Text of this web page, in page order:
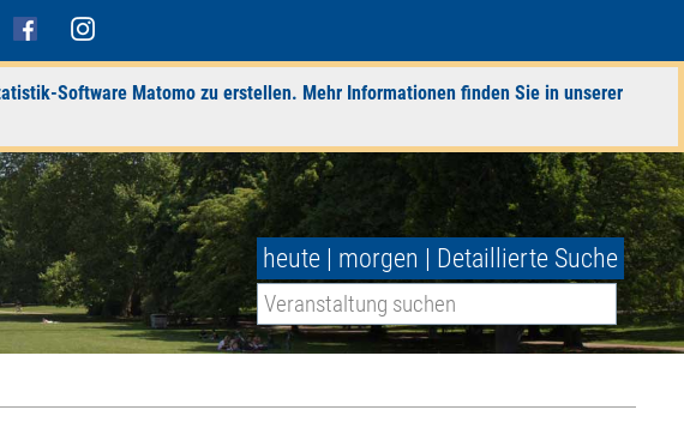
Software Matomo zu erstellen. Mehr Informationen finden Sie in unserer
heute | morgen | Detaillierte Suche